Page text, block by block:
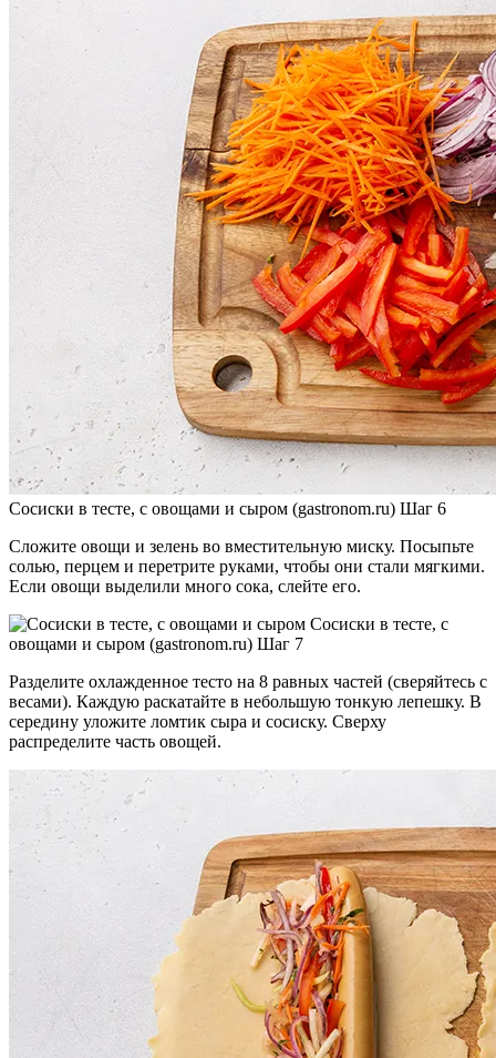
Сосиски в тесте, с овощами и сыром (gastronom.ru) Шаг 6
Сложите овощи и зелень во вместительную миску. Посыпьте
солью, перцем и перетрите руками, чтобы они стали мягкими.
Если овощи выделили много сока, слейте его.
Сосиски в тесте, с
овощами и сыром (gastronom.ru) Шаг 7
Разделите охлажденное тесто на 8 равных частей (сверяйтесь с
весами). Каждую раскатайте в небольшую тонкую лепешку. В
середину уложите ломтик сыра и сосиску. Сверху
распределите часть овощей.